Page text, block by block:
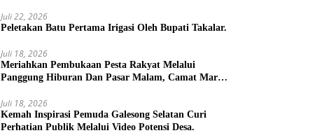
Juli 22, 2026
Peletakan Batu Pertama Irigasi Oleh Bupati Takalar.
Juli 18, 2026
Meriahkan Pembukaan Pesta Rakyat Melalui
Panggung Hiburan Dan Pasar Malam, Camat Marbo
Juli 18, 2026
Kemah Inspirasi Pemuda Galesong Selatan Curi
Perhatian Publik Melalui Video Potensi Desa.